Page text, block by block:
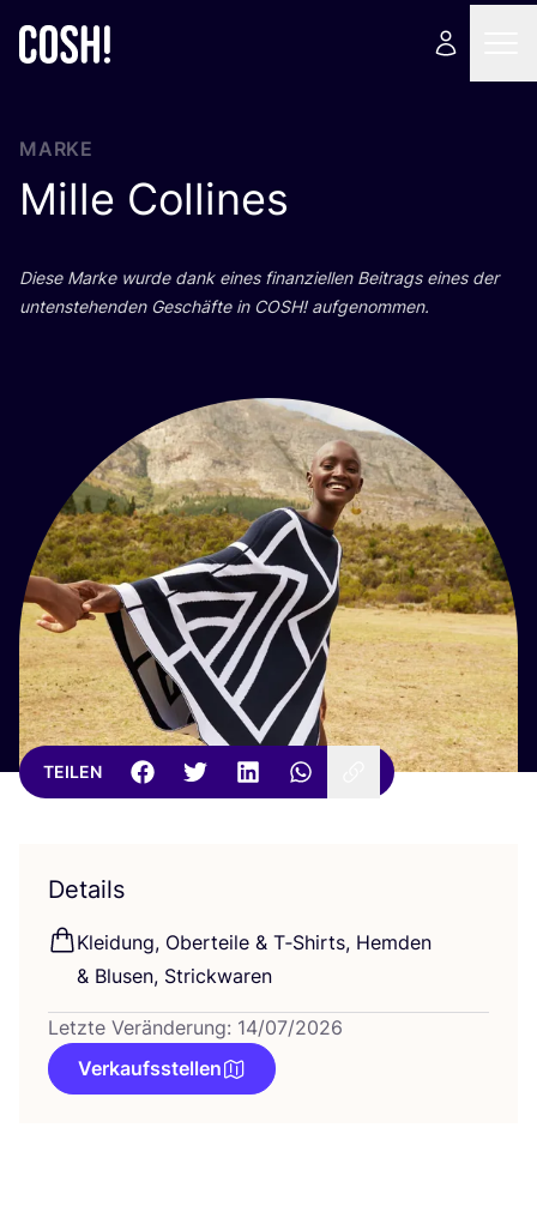
MARKE
Mille Collines
Die­se Mar­ke wur­de dank eines finan­zi­el­len Bei­trags eines der
unten­ste­hen­den Geschäf­te in COSH! aufgenommen.
TEILEN
Details
Klei­dung, Ober­tei­le & T‑Shirts, Hem­den
& Blu­sen, Strickwaren
Letzte Veränderung: 14/07/2026
Verkaufsstellen